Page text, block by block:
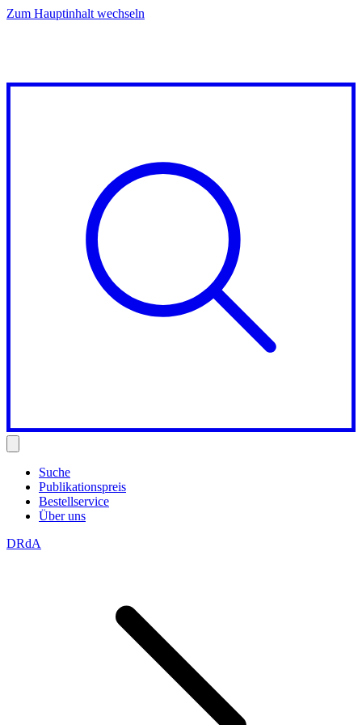
Zum Hauptinhalt wechseln
Suche
Publikationspreis
Bestellservice
Über uns
DRdA